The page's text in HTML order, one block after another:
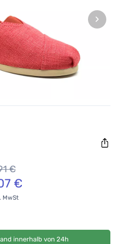
›
€
€
MwSt
innerhalb von 24h